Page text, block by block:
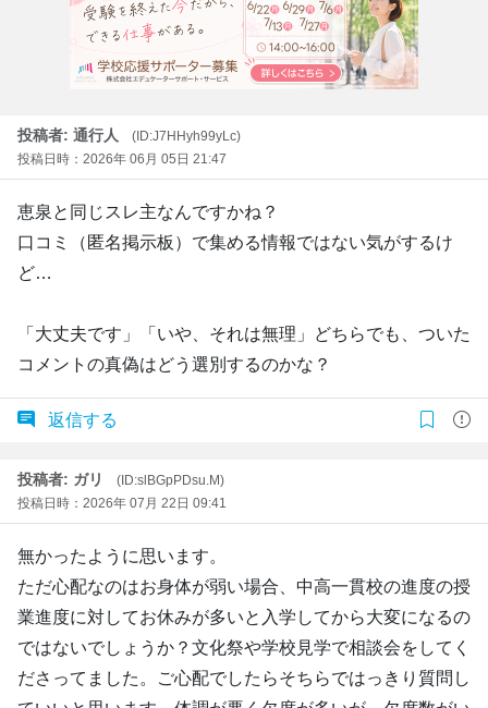
投稿者: 通行人
(ID:J7HHyh99yLc)
投稿日時：2026年 06月 05日 21:47
恵泉と同じスレ主なんですかね？
口コミ（匿名掲示板）で集める情報ではない気がするけ
ど…
「大丈夫です」「いや、それは無理」どちらでも、ついた
コメントの真偽はどう選別するのかな？
返信する
投稿者: ガリ
(ID:slBGpPDsu.M)
投稿日時：2026年 07月 22日 09:41
無かったように思います。
ただ心配なのはお身体が弱い場合、中高一貫校の進度の授
業進度に対してお休みが多いと入学してから大変になるの
ではないでしょうか？文化祭や学校見学で相談会をしてく
ださってました。ご心配でしたらそちらではっきり質問し